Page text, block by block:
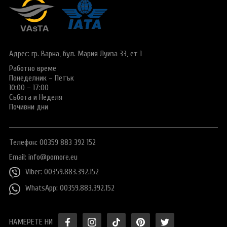
Визи за Куба
ВИЗА за САУДИТСКА АРАБИЯ
Виза за Тайланд
Виза за Турция
Заявление за издаване на електронно разрешение за
ПОДАРЪЧЕН ВАУЧЕР ЗА ПЪТУВАНЕ
ТУРИСТИЧЕСКА ЗАСТРАХОВКА
ОЩЕ
Общи условия
Политика за
поверителност
Адрес: гр. Варна, бул. Мария Луиза 33, ет 1
Работно време
Понеделник – Петък
10:00 – 17:00
Събота и Неделя
Почивни дни
Телефон: 00359 883 392 152
Email: info@pomore.eu
Viber: 00359.883.392.152
WhatsApp: 00359.883.392.152
НАМЕРЕТЕ НИ